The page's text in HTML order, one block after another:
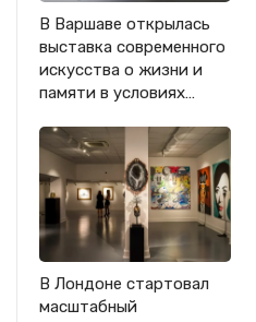
В Варшаве открылась
выставка современного
искусства о жизни и
памяти в условиях…
В Лондоне стартовал
масштабный